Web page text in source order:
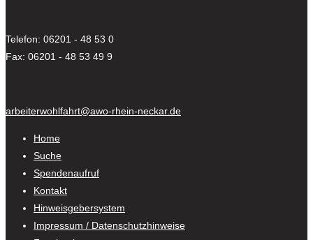
Telefon: 06201 - 48 53 0
Fax: 06201 - 48 53 49 9
arbeiterwohlfahrt@awo-rhein-neckar.de
Home
Suche
Spendenaufruf
Kontakt
Hinweisgebersystem
Impressum / Datenschutzhinweise